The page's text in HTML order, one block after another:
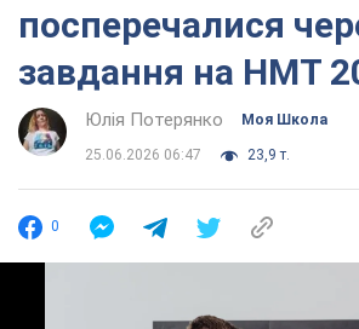
посперечалися
завдання на НМТ
Юлія Потерянко Моя Школа
25.06.2026 06:47 23,9 т.
0